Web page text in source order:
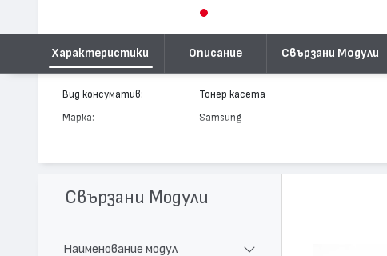
Характеристики Описание Свързани Модули
Вид консуматив: Тонер касета
Марка: Samsung
Цвят: Монохромен
Капацитет:
Свързани Модули
Наименование модул